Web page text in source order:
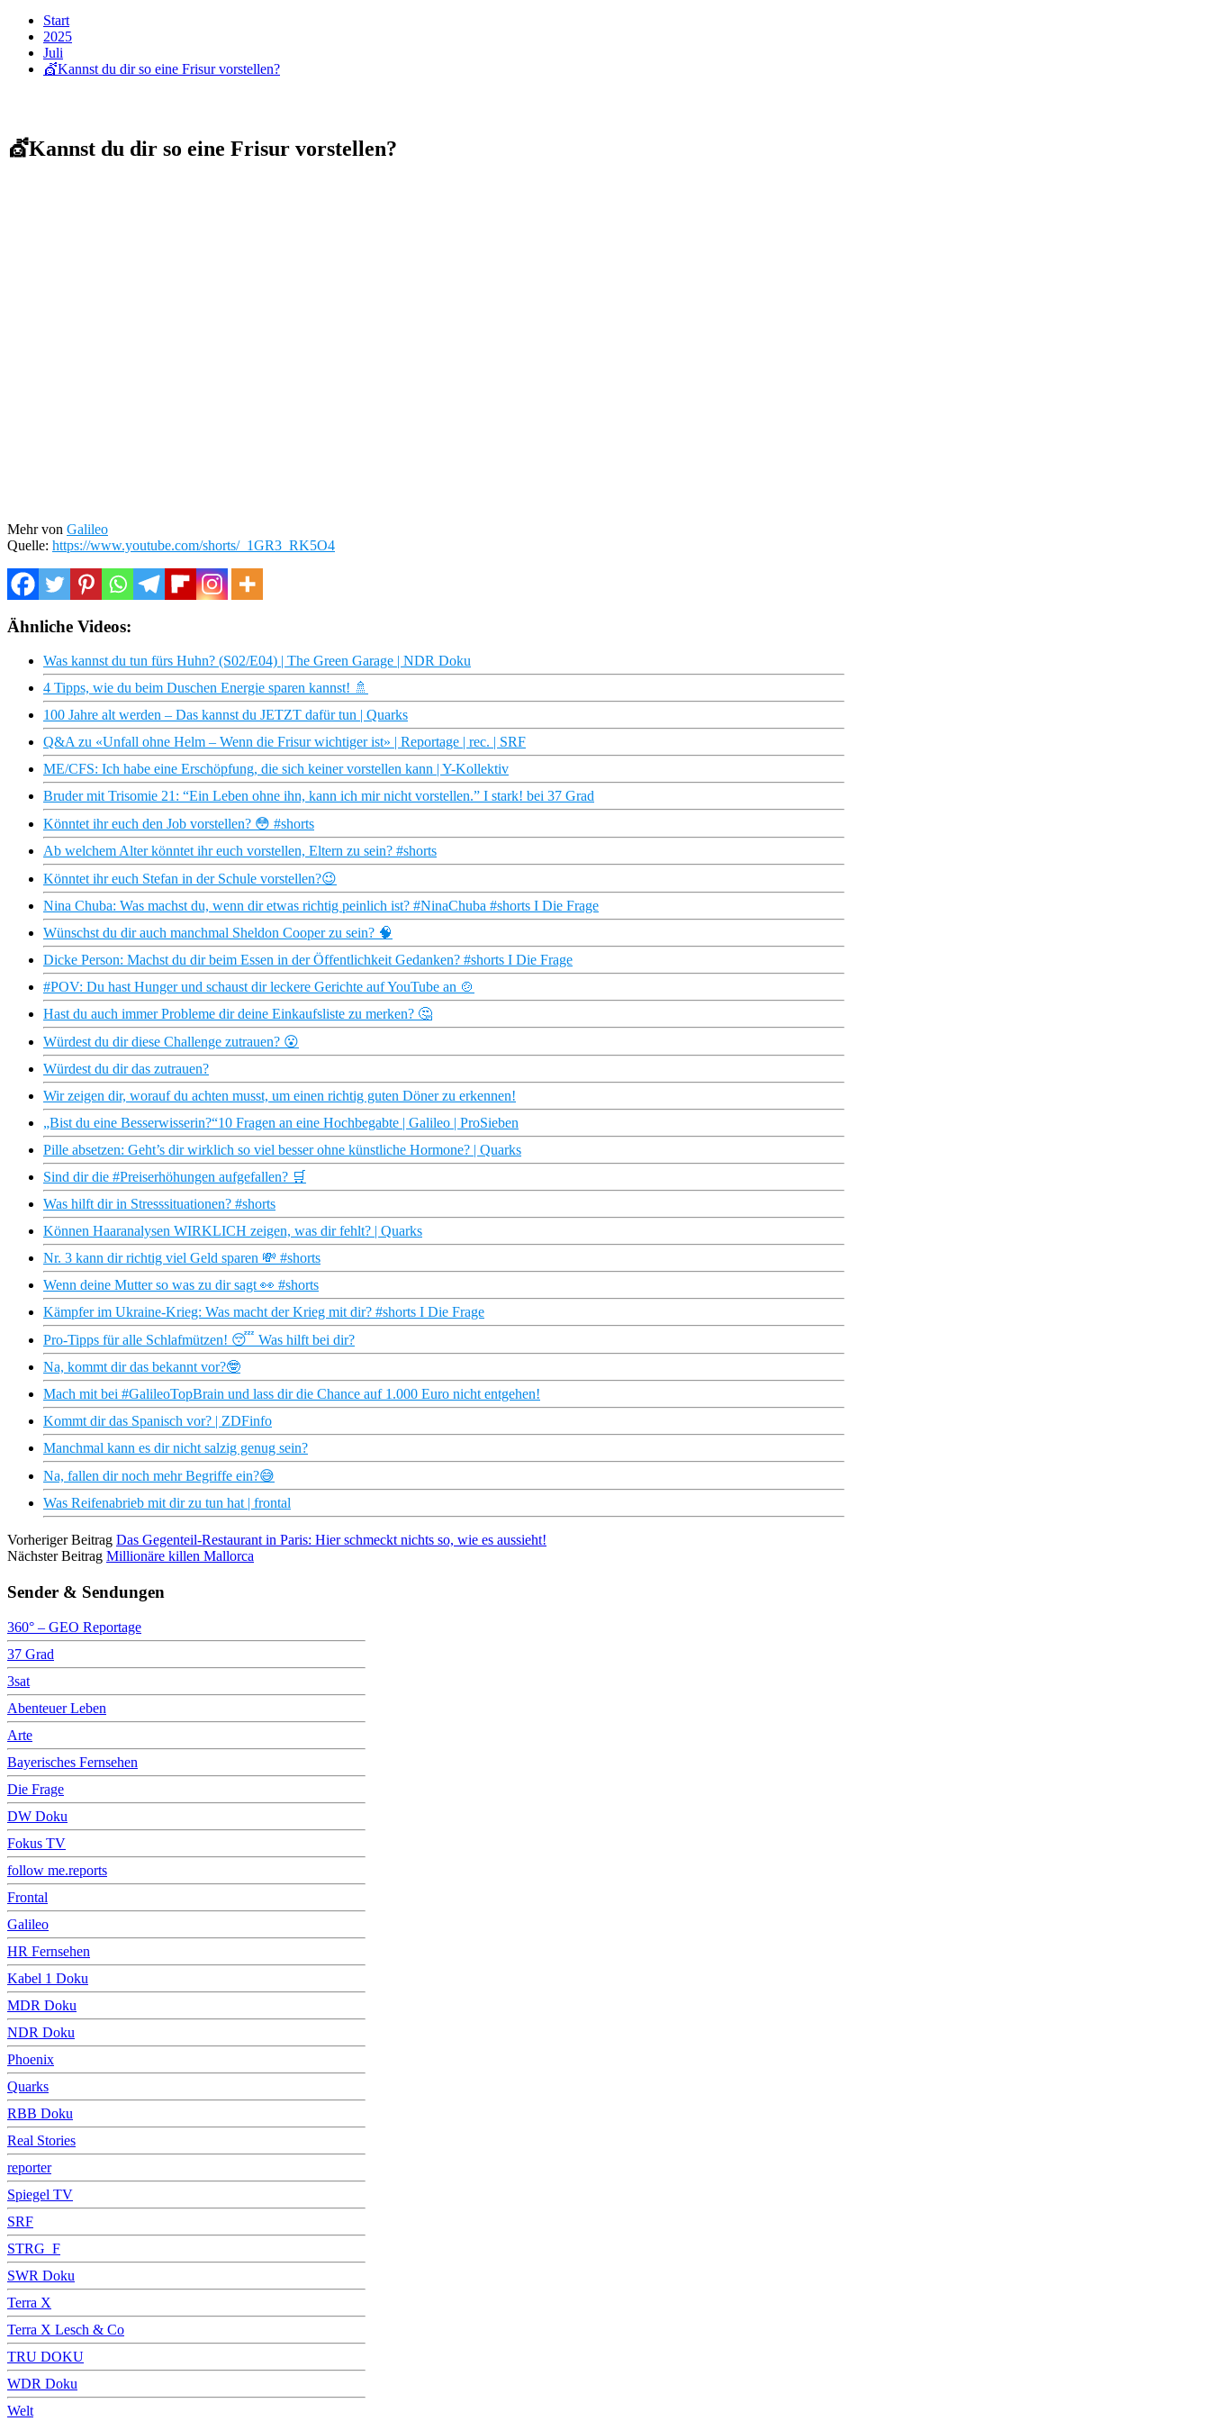
Start
2025
Juli
💇Kannst du dir so eine Frisur vorstellen?
💇Kannst du dir so eine Frisur vorstellen?
Mehr von Galileo
Quelle: https://www.youtube.com/shorts/_1GR3_RK5O4
Ähnliche Videos:
Was kannst du tun fürs Huhn? (S02/E04) | The Green Garage | NDR Doku
4 Tipps, wie du beim Duschen Energie sparen kannst! 🚿
100 Jahre alt werden – Das kannst du JETZT dafür tun | Quarks
Q&A zu «Unfall ohne Helm – Wenn die Frisur wichtiger ist» | Reportage | rec. | SRF
ME/CFS: Ich habe eine Erschöpfung, die sich keiner vorstellen kann | Y-Kollektiv
Bruder mit Trisomie 21: ​​“Ein Leben ohne ihn, kann ich mir nicht vorstellen.” I stark! bei 37 Grad
Könntet ihr euch den Job vorstellen? 😳 #shorts
Ab welchem Alter könntet ihr euch vorstellen, Eltern zu sein? #shorts
Könntet ihr euch Stefan in der Schule vorstellen?😉
Nina Chuba: Was machst du, wenn dir etwas richtig peinlich ist? #NinaChuba #shorts I Die Frage
Wünschst du dir auch manchmal Sheldon Cooper zu sein? 🧠
Dicke Person: Machst du dir beim Essen in der Öffentlichkeit Gedanken? #shorts I Die Frage
#POV: Du hast Hunger und schaust dir leckere Gerichte auf YouTube an 🍲
Hast du auch immer Probleme dir deine Einkaufsliste zu merken? 🤔
Würdest du dir diese Challenge zutrauen? 😮
Würdest du dir das zutrauen?
Wir zeigen dir, worauf du achten musst, um einen richtig guten Döner zu erkennen!
„Bist du eine Besserwisserin?“10 Fragen an eine Hochbegabte | Galileo | ProSieben
Pille absetzen: Geht’s dir wirklich so viel besser ohne künstliche Hormone? | Quarks
Sind dir die #Preiserhöhungen aufgefallen? 🛒
Was hilft dir in Stresssituationen? #shorts
Können Haaranalysen WIRKLICH zeigen, was dir fehlt? | Quarks
Nr. 3 kann dir richtig viel Geld sparen 💸 #shorts
Wenn deine Mutter so was zu dir sagt 👀 #shorts
Kämpfer im Ukraine-Krieg: Was macht der Krieg mit dir? #shorts I Die Frage
Pro-Tipps für alle Schlafmützen! 😴 Was hilft bei dir?
Na, kommt dir das bekannt vor?🤓
Mach mit bei #GalileoTopBrain und lass dir die Chance auf 1.000 Euro nicht entgehen!
Kommt dir das Spanisch vor? | ZDFinfo
Manchmal kann es dir nicht salzig genug sein?
Na, fallen dir noch mehr Begriffe ein?😅
Was Reifenabrieb mit dir zu tun hat | frontal
Vorheriger Beitrag Das Gegenteil-Restaurant in Paris: Hier schmeckt nichts so, wie es aussieht!
Nächster Beitrag Millionäre killen Mallorca
Sender & Sendungen
360° – GEO Reportage
37 Grad
3sat
Abenteuer Leben
Arte
Bayerisches Fernsehen
Die Frage
DW Doku
Fokus TV
follow me.reports
Frontal
Galileo
HR Fernsehen
Kabel 1 Doku
MDR Doku
NDR Doku
Phoenix
Quarks
RBB Doku
Real Stories
reporter
Spiegel TV
SRF
STRG_F
SWR Doku
Terra X
Terra X Lesch & Co
TRU DOKU
WDR Doku
Welt